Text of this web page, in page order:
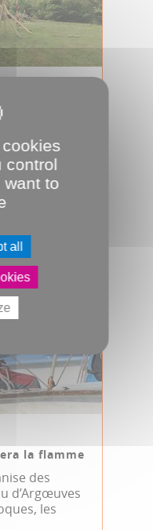
a donné
la flamme
des
d’Argœuves
les
control
want to
all